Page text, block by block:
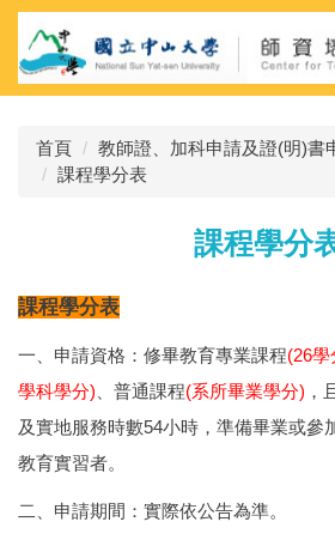
跳
到
主
要
首頁
教師證、加科申請及證(明)書
課程學分表
課程學分
課程學分表
一、申請資格：修畢教育專業課程(26學
學科學分) 、普通課程(系所畢業學分) ，
及實地服務時數54小時，準備畢業或參
教育實習者。
二、申請期間：實際依公告為準。